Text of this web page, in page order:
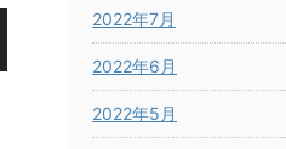
2022年7月
2022年6月
2022年5月